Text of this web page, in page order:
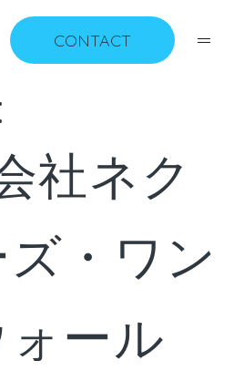
CONTACT
:
社ネク
ズ ・ ワ ン
ォール